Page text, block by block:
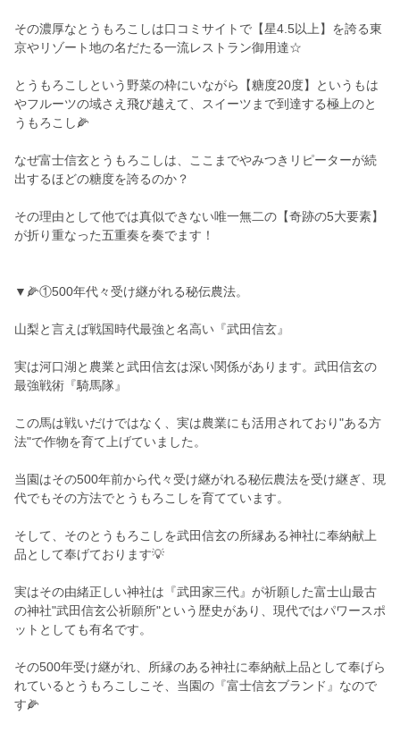
その濃厚なとうもろこしは口コミサイトで【星4.5以上】を誇る東
京やリゾート地の名だたる一流レストラン御用達☆
とうもろこしという野菜の枠にいながら【糖度20度】というもは
やフルーツの域さえ飛び越えて、スイーツまで到達する極上のと
うもろこし🌽
なぜ富士信玄とうもろこしは、ここまでやみつきリピーターが続
出するほどの糖度を誇るのか？
その理由として他では真似できない唯一無二の【奇跡の5大要素】
が折り重なった五重奏を奏でます！
▼🌽①500年代々受け継がれる秘伝農法。
山梨と言えば戦国時代最強と名高い『武田信玄』
実は河口湖と農業と武田信玄は深い関係があります。武田信玄の
最強戦術『騎馬隊』
この馬は戦いだけではなく、実は農業にも活用されており"ある方
法"で作物を育て上げていました。
当園はその500年前から代々受け継がれる秘伝農法を受け継ぎ、現
代でもその方法でとうもろこしを育てています。
そして、そのとうもろこしを武田信玄の所縁ある神社に奉納献上
品として奉げております💡
実はその由緒正しい神社は『武田家三代』が祈願した富士山最古
の神社"武田信玄公祈願所"という歴史があり、現代ではパワースポ
ットとしても有名です。
その500年受け継がれ、所縁のある神社に奉納献上品として奉げら
れているとうもろこしこそ、当園の『富士信玄ブランド』なので
す🌽